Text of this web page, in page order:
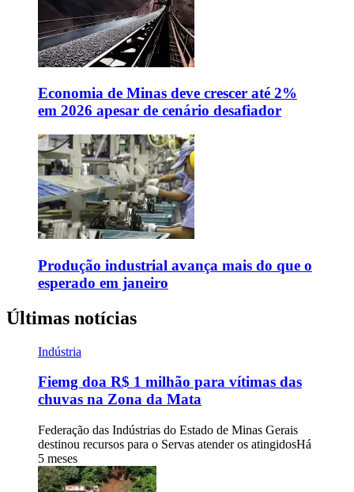
Economia de Minas deve crescer até 2%
em 2026 apesar de cenário desafiador
Produção industrial avança mais do que o
esperado em janeiro
Últimas notícias
Indústria
Fiemg doa R$ 1 milhão para vítimas das
chuvas na Zona da Mata
Federação das Indústrias do Estado de Minas Gerais
destinou recursos para o Servas atender os atingidosHá
5 meses